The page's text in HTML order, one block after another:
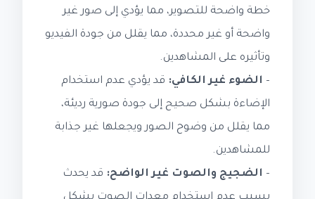
خطة واضحة للتصوير، مما يؤدي إلى صور غير
واضحة أو غير محددة، مما يقلل من جودة الفيديو
وتأثيره على المشاهدين.
– الضوء غير الكافي: قد يؤدي عدم استخدام
الإضاءة بشكل صحيح إلى جودة صورية رديئة،
مما يقلل من وضوح الصور ويجعلها غير جذابة
للمشاهدين.
– الضجيج والصوت غير الواضح: قد يحدث